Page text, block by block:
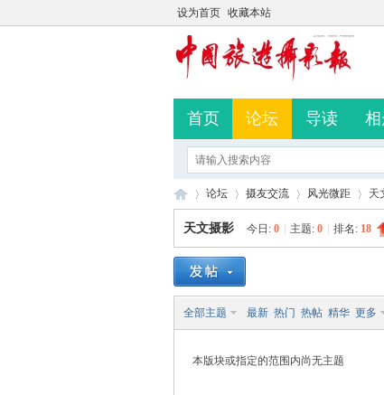
设为首页 收藏本站
首页 论坛 导读
»
论坛
›
摄友交流 风光微距 天
天文摄影 今日: 0 主题: 0 排名: 18
全部主题 最新 热门 热帖 精华 更多
本版块或指定的范围内尚无主题